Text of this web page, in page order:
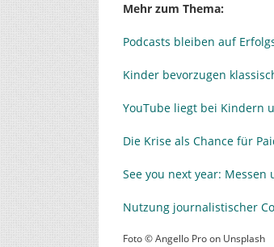
Mehr zum Thema:
Podcasts bleiben auf
Kinder bevorzugen
YouTube liegt bei Kindern
Die Krise als Chance für
See you next year: Messen
Nutzung journalistischer
Foto © Angello Pro on Unsplash